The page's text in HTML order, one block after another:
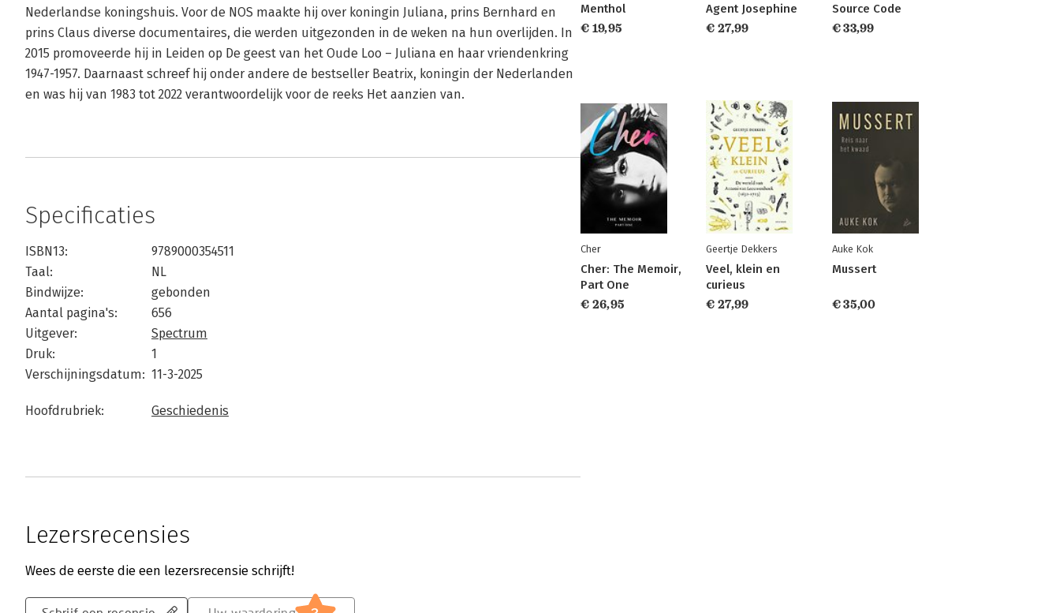
Nederlandse koningshuis. Voor de NOS maakte hij over koningin Juliana, prins Bernhard en
prins Claus diverse documentaires, die werden uitgezonden in de weken na hun overlijden. In
2015 promoveerde hij in Leiden op De geest van het Oude Loo – Juliana en haar vriendenkring
1947-1957. Daarnaast schreef hij onder andere de bestseller Beatrix, koningin der Nederlanden
en was hij van 1983 tot 2022 verantwoordelijk voor de reeks Het aanzien van.
Specificaties
ISBN13:
9789000354511
Taal:
NL
Bindwijze:
gebonden
Aantal pagina's:
656
Uitgever:
Spectrum
Druk:
1
Verschijningsdatum: 11-3-2025
Hoofdrubriek: Geschiedenis
Lezersrecensies
Wees de eerste die een lezersrecensie schrijft!
Menthol
€ 19,95
Agent Josephine
€ 27,99
Source Code
€ 33,99
Cher
Cher: The Memoir,
Part One
€ 26,95
Geertje Dekkers
Veel, klein en
curieus
€ 27,99
Auke Kok
Mussert
€ 35,00